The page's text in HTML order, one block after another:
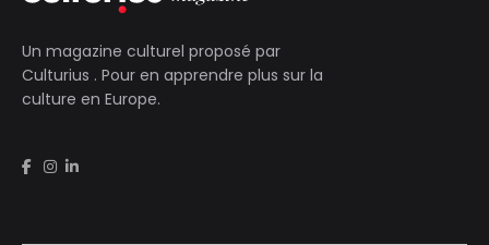
Un magazine culturel proposé par
Culturius . Pour en apprendre plus sur la
culture en Europe.